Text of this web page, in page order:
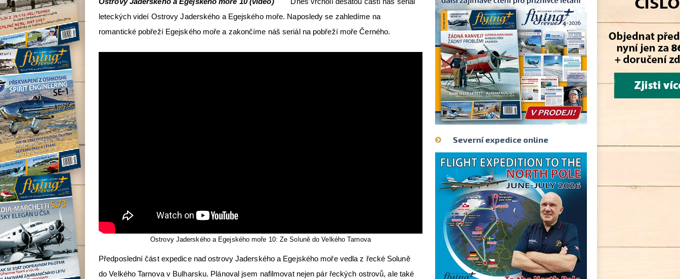
leteckých videí Ostrovy Jaderského a Egejského moře. Naposledy se zahledíme na
romantické pobřeží Egejského moře a zakončíme náš seriál na pobřeží moře Černého.
Ostrovy Jaderského a Egejského moře 10: Ze Soluně do Velkého Tarnova
Předposlední část expedice nad ostrovy Jaderského a Egejského moře vedla z řecké Soluně
do Velkého Tarnova v Bulharsku. Plánoval jsem nafilmovat nejen pár řeckých ostrovů, ale také
Severní expedice online